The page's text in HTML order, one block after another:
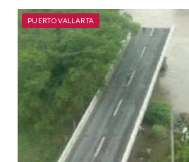
PUERTO VALLARTA